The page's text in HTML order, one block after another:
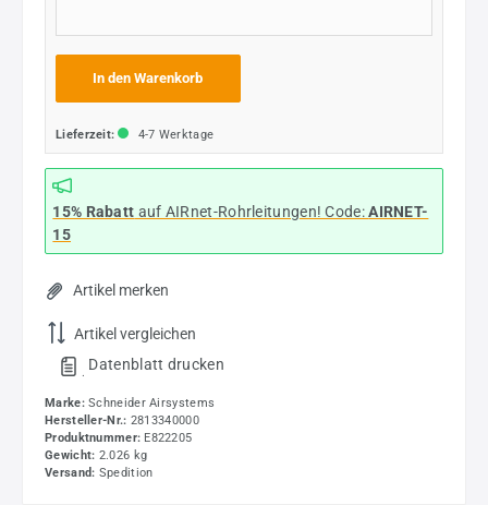
In den Warenkorb
Lieferzeit: 4-7 Werktage
15% Rabatt auf AIRnet-Rohrleitungen! Code:AIRNET-
15
Artikel merken
Artikel vergleichen
. Datenblatt drucken
Marke:Schneider Airsystems
Hersteller-Nr.: 2813340000
Produktnummer: E822205
Gewicht: 2.026 kg
Versand: Spedition